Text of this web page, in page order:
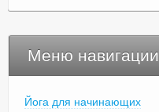
Меню навигации
Йога для начинающих